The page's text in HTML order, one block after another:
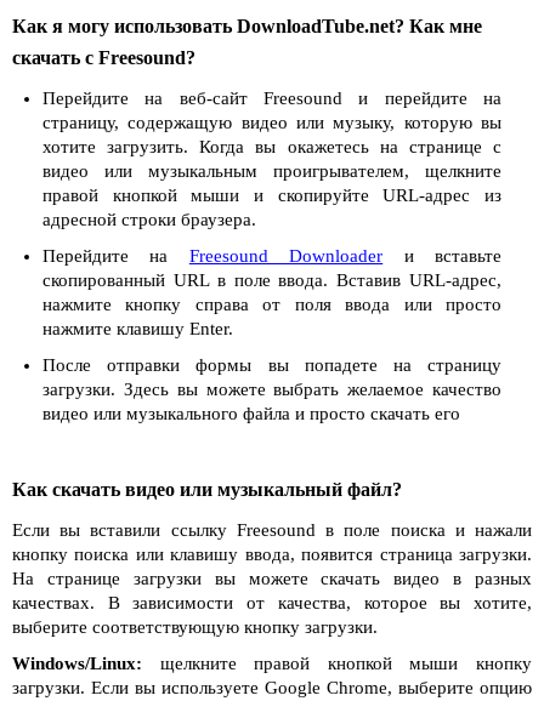
Как я могу использовать DownloadTube.net? Как мне
скачать с Freesound?
Перейдите на веб-сайт Freesound и перейдите на
страницу, содержащую видео или музыку, которую вы
хотите загрузить. Когда вы окажетесь на странице с
видео или музыкальным проигрывателем, щелкните
правой кнопкой мыши и скопируйте URL-адрес из
адресной строки браузера.
Перейдите на Freesound Downloader и вставьте
скопированный URL в поле ввода. Вставив URL-адрес,
нажмите кнопку справа от поля ввода или просто
нажмите клавишу Enter.
После отправки формы вы попадете на страницу
загрузки. Здесь вы можете выбрать желаемое качество
видео или музыкального файла и просто скачать его
Как скачать видео или музыкальный файл?
Если вы вставили ссылку Freesound в поле поиска и нажали
кнопку поиска или клавишу ввода, появится страница загрузки.
На странице загрузки вы можете скачать видео в разных
качествах. В зависимости от качества, которое вы хотите,
выберите соответствующую кнопку загрузки.
Windows/Linux: щелкните правой кнопкой мыши кнопку
загрузки. Если вы используете Google Chrome, выберите опцию